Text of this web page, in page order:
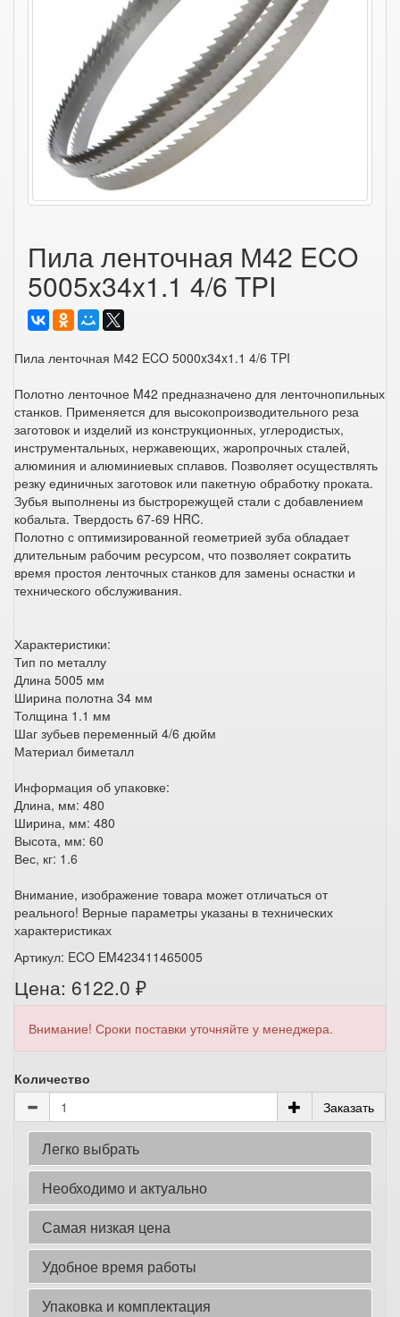
Пила ленточная М42 ECO
5005x34x1.1 4/6 TPI
Пила ленточная М42 ECO 5000x34x1.1 4/6 TPI
Полотно ленточное M42 предназначено для ленточнопильных
станков. Применяется для высокопроизводительного реза
заготовок и изделий из конструкционных, углеродистых,
инструментальных, нержавеющих, жаропрочных сталей,
алюминия и алюминиевых сплавов. Позволяет осуществлять
резку единичных заготовок или пакетную обработку проката.
Зубья выполнены из быстрорежущей стали с добавлением
кобальта. Твердость 67-69 HRC.
Полотно с оптимизированной геометрией зуба обладает
длительным рабочим ресурсом, что позволяет сократить
время простоя ленточных станков для замены оснастки и
технического обслуживания.
Характеристики:
Тип по металлу
Длина 5005 мм
Ширина полотна 34 мм
Толщина 1.1 мм
Шаг зубьев переменный 4/6 дюйм
Материал биметалл
Информация об упаковке:
Длина, мм: 480
Ширина, мм: 480
Высота, мм: 60
Вес, кг: 1.6
Внимание, изображение товара может отличаться от
реального! Верные параметры указаны в технических
характеристиках
Артикул: ECO EM423411465005
Цена: 6122.0 ₽
Внимание! Сроки поставки уточняйте у менеджера.
Количество
Заказать
Легко выбрать
Необходимо и актуально
Самая низкая цена
Удобное время работы
Упаковка и комплектация